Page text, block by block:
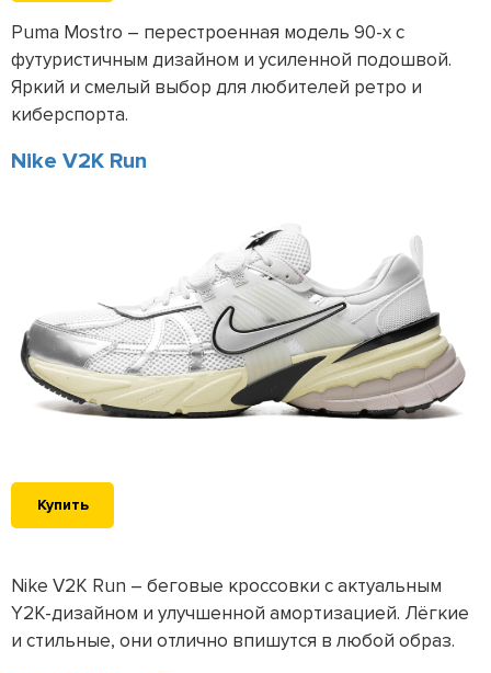
Puma Mostro – перестроенная модель 90-х с
футуристичным дизайном и усиленной подошвой.
Яркий и смелый выбор для любителей ретро и
киберспорта.
Nike V2K Run
Купить
Nike V2K Run – беговые кроссовки с актуальным
Y2K-дизайном и улучшенной амортизацией. Лёгкие
и стильные, они отлично впишутся в любой образ.